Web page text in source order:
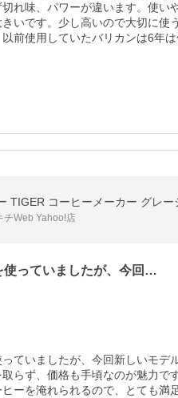
れ味、パワーが違います。使
いです。少し高いので大切に
前使用していたバリカンは6年
TIGER コーヒーメーカー グレ
チWeb Yahoo!店
使っていましたが、今回…
ていましたが、今回新しいモデ
らず、価格も手頃なのが魅力で
ーを淹れられるので、とても満